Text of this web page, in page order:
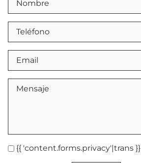
{{ 'content.forms.privacy'|trans }}